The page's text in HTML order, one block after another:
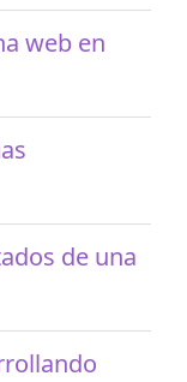
web en
de una